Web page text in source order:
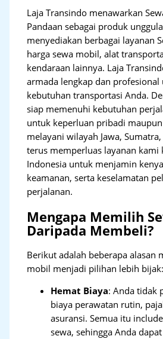
Laja Transindo menawarkan
Pandaan sebagai produk
menyediakan berbagai layanan
harga sewa mobil, alat
kendaraan lainnya. Laja
armada lengkap dan
kebutuhan transportasi Anda.
siap memenuhi kebutuhan
untuk keperluan pribadi
melayani wilayah Jawa,
terus memperluas layanan kami
Indonesia untuk menjamin
keamanan, serta keselamatan
perjalanan.
Mengapa Memilih
Daripada Membeli?
Berikut adalah beberapa alasan
mobil menjadi pilihan lebih bijak:
Hemat Biaya: Anda tidak
biaya perawatan rutin,
asuransi. Semua itu
sewa, sehingga Anda